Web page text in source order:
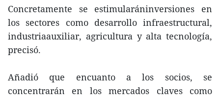
Concretamente se estimularáninversiones en
los sectores como desarrollo infraestructural,
industriaauxiliar, agricultura y alta tecnología,
precisó.
Añadió que encuanto a los socios, se
concentrarán en los mercados claves como